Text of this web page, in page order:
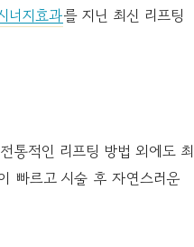
너지효과를 지닌 최신 리프팅
통적인 리프팅 방법 외에도 최
빠르고 시술 후 자연스러운